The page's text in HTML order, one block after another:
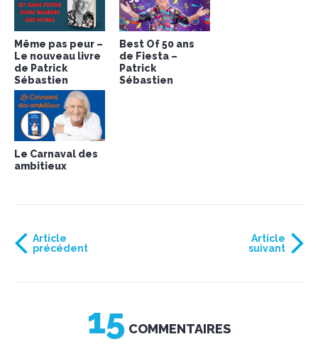
Même pas peur –
Le nouveau livre
de Patrick
Sébastien
Best Of 50 ans
de Fiesta –
Patrick
Sébastien
Le Carnaval des
ambitieux
Article
précédent
Article
suivant
15 COMMENTAIRES